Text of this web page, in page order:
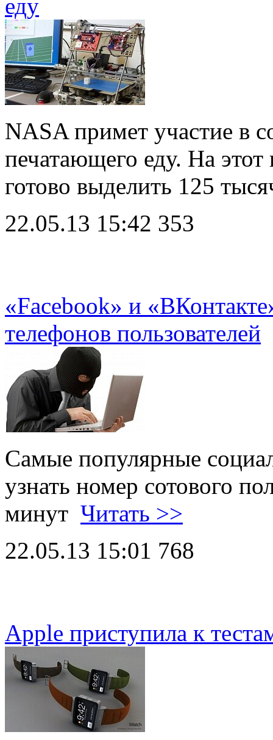
еду
NASA примет участие в
печатающего еду. На этот
готово выделить 125
22.05.13 15:42 353
«Facebook» и
телефонов пользователей
Самые популярные
узнать номер сотового
минут Читать >>
22.05.13 15:01 768
Apple приступила к